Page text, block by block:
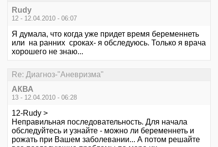
Rudy
12 - 12.04.2010 - 06:07
Я думала, что когда уже придет время беременнеть
или на ранних сроках- я обследуюсь. Только я врача
хорошего не знаю...
Re: Диагноз-"Аневризма"
АКВА
13 - 12.04.2010 - 06:28
12-Rudy >
Неправильная последовательность. Для начала
обследуйтесь и узнайте - можно ли беременнеть и
рожать при Вашем заболевании... А потом решайте